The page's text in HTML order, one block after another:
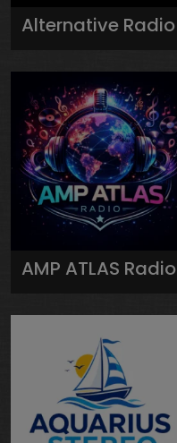
Alternative Radio
AMP ATLAS Radio